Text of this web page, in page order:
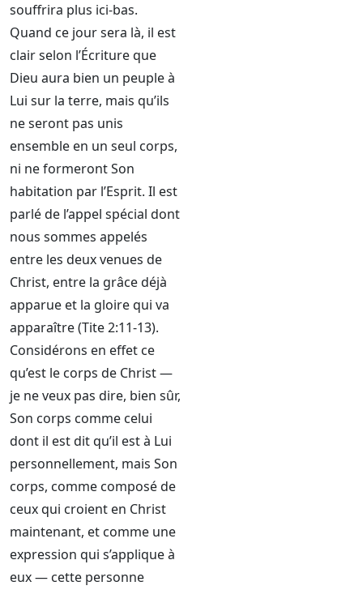
souffrira plus ici-bas.
Quand ce jour sera là, il est
clair selon l’Écriture que
Dieu aura bien un peuple à
Lui sur la terre, mais qu’ils
ne seront pas unis
ensemble en un seul corps,
ni ne formeront Son
habitation par l’Esprit. Il est
parlé de l’appel spécial dont
nous sommes appelés
entre les deux venues de
Christ, entre la grâce déjà
apparue et la gloire qui va
apparaître (Tite 2:11-13).
Considérons en effet ce
qu’est le corps de Christ —
je ne veux pas dire, bien sûr,
Son corps comme celui
dont il est dit qu’il est à Lui
personnellement, mais Son
corps, comme composé de
ceux qui croient en Christ
maintenant, et comme une
expression qui s’applique à
eux — cette personne